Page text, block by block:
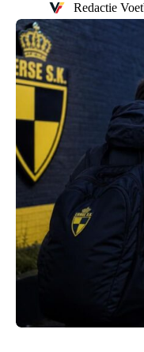
Redactie